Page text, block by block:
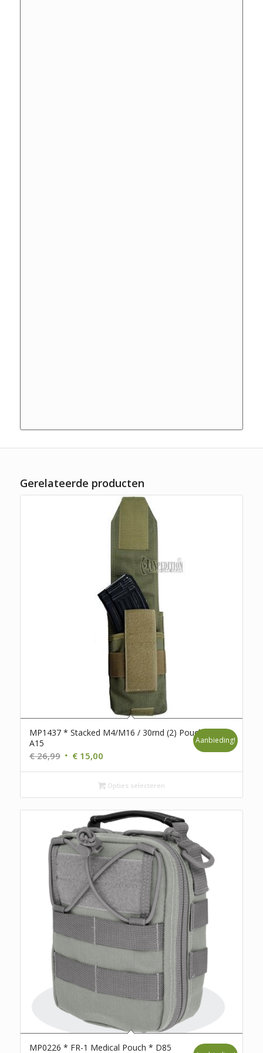
Gerelateerde producten
MP1437 * Stacked M4/M16 / 30rnd (2) Pouch *
A15
€26,99 Oorspronkelijke
prijs
€ 26,99.
€15,00Huidige
prijs
is:
€ 15,00.
Aanbieding!
Opties selecteren
MP0226 * FR-1 Medical Pouch * D85